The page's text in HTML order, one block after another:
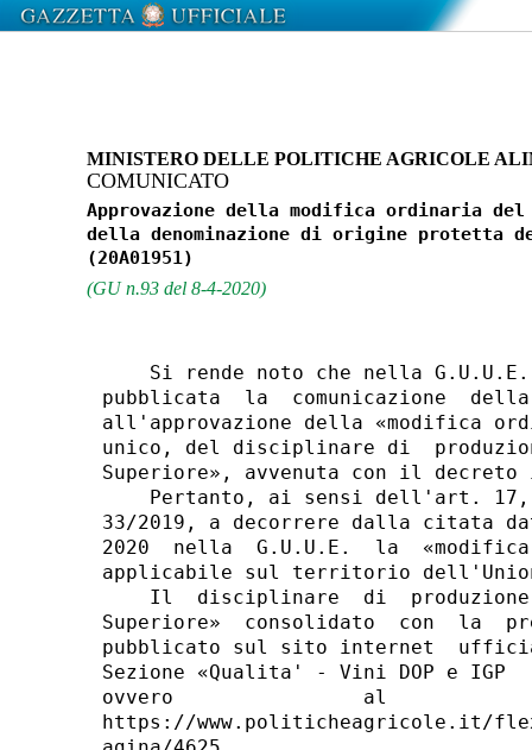
MINISTERO DELLE POLITICHE AGRICOLE
COMUNICATO
Approvazione della modifica ordinaria
della denominazione di origine protetta
(GU n.93 del 8-4-2020)
Si rende noto che nella
pubblicata  la  comunicazione
all'approvazione della «modifica
unico, del disciplinare di
Superiore», avvenuta con il
Pertanto, ai sensi dell'art.
33/2019, a decorrere dalla citata
2020  nella  G.U.U.E.  la
applicabile sul territorio
Il  disciplinare  di
Superiore»  consolidato  con  la
pubblicato sul sito internet
Sezione «Qualita' - Vini DOP e
ovvero                al
https://www.politicheagricole.it/flex/